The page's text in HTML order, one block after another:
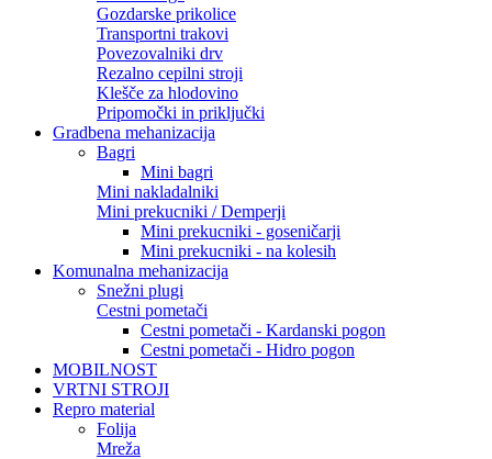
Gozdarske prikolice
Transportni trakovi
Povezovalniki drv
Rezalno cepilni stroji
Klešče za hlodovino
Pripomočki in priključki
Gradbena mehanizacija
Bagri
Mini bagri
Mini nakladalniki
Mini prekucniki / Demperji
Mini prekucniki - goseničarji
Mini prekucniki - na kolesih
Komunalna mehanizacija
Snežni plugi
Cestni pometači
Cestni pometači - Kardanski pogon
Cestni pometači - Hidro pogon
MOBILNOST
VRTNI STROJI
Repro material
Folija
Mreža